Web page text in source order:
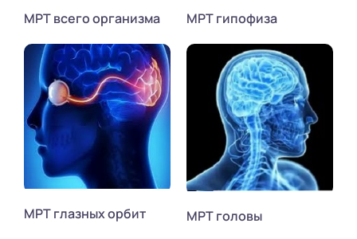
МРТ всего организма МРТ гипофиза
МРТ глазных орбит МРТ головы